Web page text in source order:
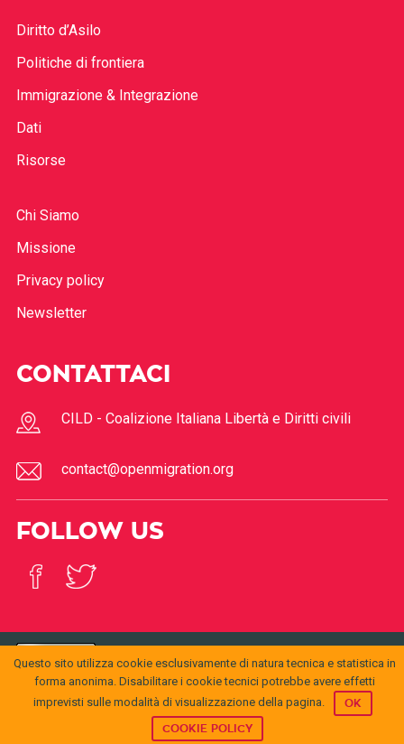
Diritto d’Asilo
Politiche di frontiera
Immigrazione & Integrazione
Dati
Risorse
Chi Siamo
Missione
Privacy policy
Newsletter
CONTATTACI
CILD - Coalizione Italiana Libertà e Diritti civili
contact@openmigration.org
FOLLOW US
openmigration.orgbyCILDis licensed under aCreative
Commons Attribution 4.0 International License.
Permissions beyond the scope of this license may be
available at
© 2017
Migration
Questo sito utilizza cookie esclusivamente di natura tecnica e statistica in
forma anonima. Disabilitare i cookie tecnici potrebbe avere effetti
imprevisti sulle modalità di visualizzazione della pagina.
OK
COOKIE POLICY